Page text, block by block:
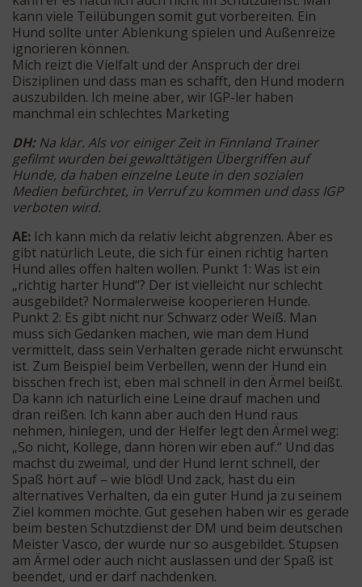
kann viele Teilübungen somit gut vorbereiten. Ein
Hund sollte unter Ablenkung spielen und Außenreize
ignorieren können.
Mich reizt die Vielfalt und der Anspruch der drei
Disziplinen und dass man es schafft, den Hund modern
auszubilden. Ich meine aber, wir IGP-ler haben
manchmal ein schlechtes Marketing
DH:Na klar. Als vor einiger Zeit in Finnland Trainer
gefilmt wurden bei gewalttätigen Übergriffen auf
Hunde, da haben einzelne Leute in den sozialen
Medien befürchtet, in Verruf zu kommen und dass IGP
verboten wird.
AE: Ich kann mich da relativ leicht abgrenzen. Aber es
gibt natürlich Leute, die sich für einen richtig harten
Hund alles offen halten wollen. Punkt 1: Was ist ein
„richtig harter Hund“? Der ist vielleicht nur schlecht
ausgebildet? Normalerweise kooperieren Hunde.
Punkt 2: Es gibt nicht nur Schwarz oder Weiß. Man
muss sich Gedanken machen, wie man dem Hund
vermittelt, dass sein Verhalten gerade nicht erwünscht
ist. Zum Beispiel beim Verbellen, wenn der Hund ein
bisschen frech ist, eben mal schnell in den Ärmel beißt.
Da kann ich natürlich eine Leine drauf machen und
dran reißen. Ich kann aber auch den Hund raus
nehmen, hinlegen, und der Helfer legt den Ärmel weg:
„So nicht, Kollege, dann hören wir eben auf.“ Und das
machst du zweimal, und der Hund lernt schnell, der
Spaß hört auf – wie blöd! Und zack, hast du ein
alternatives Verhalten, da ein guter Hund ja zu seinem
Ziel kommen möchte. Gut gesehen haben wir es gerade
beim besten Schutzdienst der DM und beim deutschen
Meister Vasco, der wurde nur so ausgebildet. Stupsen
am Ärmel oder auch nicht auslassen und der Spaß ist
beendet, und er darf nachdenken.